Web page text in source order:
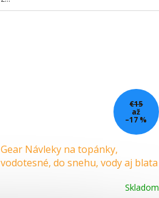
€15
až
–17 %
Gear Návleky na topánky,
vodotesné, do snehu, vody aj blata
Skladom